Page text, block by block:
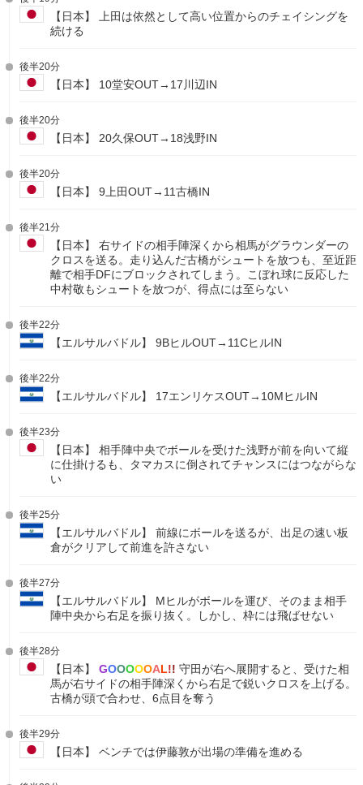
【日本】 上田は依然として高い位置からのチェイシングを
続ける
後半20分
【日本】 10堂安OUT→17川辺IN
後半20分
【日本】 20久保OUT→18浅野IN
後半20分
【日本】 9上田OUT→11古橋IN
後半21分
【日本】 右サイドの相手陣深くから相馬がグラウンダーの
クロスを送る。走り込んだ古橋がシュートを放つも、至近距
離で相手DFにブロックされてしまう。こぼれ球に反応した
中村敬もシュートを放つが、得点には至らない
後半22分
【エルサルバドル】 9BヒルOUT→11CヒルIN
後半22分
【エルサルバドル】 17エンリケスOUT→10MヒルIN
後半23分
【日本】 相手陣中央でボールを受けた浅野が前を向いて縦
に仕掛けるも、タマカスに倒されてチャンスにはつながらな
い
後半25分
【エルサルバドル】 前線にボールを送るが、出足の速い板
倉がクリアして前進を許さない
後半27分
【エルサルバドル】 Mヒルがボールを運び、そのまま相手
陣中央から右足を振り抜く。しかし、枠には飛ばせない
後半28分
【日本】 GOOOOOAL!! 守田が右へ展開すると、受けた相
馬が右サイドの相手陣深くから右足で鋭いクロスを上げる。
古橋が頭で合わせ、6点目を奪う
後半29分
【日本】 ベンチでは伊藤敦が出場の準備を進める